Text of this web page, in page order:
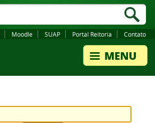
Moodle SUAP Portal Reitoria Contato